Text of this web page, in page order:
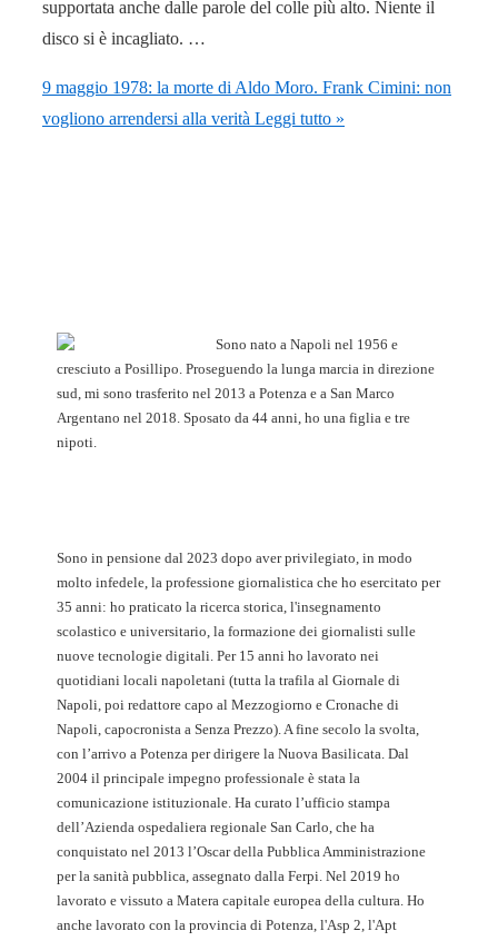
supportata anche dalle parole del colle più alto. Niente il
disco si è incagliato. …
9 maggio 1978: la morte di Aldo Moro. Frank Cimini: non
vogliono arrendersi alla verità Leggi tutto »
Sono nato a Napoli nel 1956 e
cresciuto a Posillipo. Proseguendo la lunga marcia in direzione
sud, mi sono trasferito nel 2013 a Potenza e a San Marco
Argentano nel 2018. Sposato da 44 anni, ho una figlia e tre
nipoti.
Sono in pensione dal 2023 dopo aver privilegiato, in modo
molto infedele, la professione giornalistica che ho esercitato per
35 anni: ho praticato la ricerca storica, l'insegnamento
scolastico e universitario, la formazione dei giornalisti sulle
nuove tecnologie digitali. Per 15 anni ho lavorato nei
quotidiani locali napoletani (tutta la trafila al Giornale di
Napoli, poi redattore capo al Mezzogiorno e Cronache di
Napoli, capocronista a Senza Prezzo). A fine secolo la svolta,
con l’arrivo a Potenza per dirigere la Nuova Basilicata. Dal
2004 il principale impegno professionale è stata la
comunicazione istituzionale. Ha curato l’ufficio stampa
dell’Azienda ospedaliera regionale San Carlo, che ha
conquistato nel 2013 l’Oscar della Pubblica Amministrazione
per la sanità pubblica, assegnato dalla Ferpi. Nel 2019 ho
lavorato e vissuto a Matera capitale europea della cultura. Ho
anche lavorato con la provincia di Potenza, l'Asp 2, l'Apt